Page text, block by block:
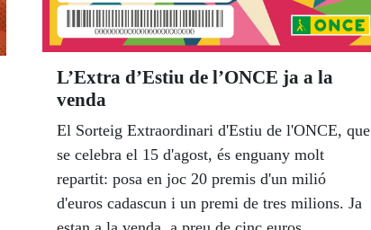
L’Extra d’Estiu de l’ONCE ja a la
venda
El Sorteig Extraordinari d'Estiu de l'ONCE, que
se celebra el 15 d'agost, és enguany molt
repartit: posa en joc 20 premis d'un milió
d'euros cadascun i un premi de tres milions. Ja